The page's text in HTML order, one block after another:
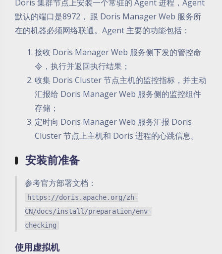
Doris 集群节点上安装一个常驻的 Agent 进程，Agent
默认的端口是8972， 跟 Doris Manager Web 服务所
在的机器必须网络联通。Agent 主要的功能包括：
接收 Doris Manager Web 服务侧下发的管控命
令，执行并返回执行结果；
收集 Doris Cluster 节点主机的监控指标，并主动
汇报给 Doris Manager Web 服务侧的监控组件
存储；
定时向 Doris Manager Web 服务汇报 Doris
Cluster 节点上主机和 Doris 进程的心跳信息。
安装前准备
参考官方部署文档：
https://doris.apache.org/zh-
CN/docs/install/preparation/env-
checking
使用虚拟机